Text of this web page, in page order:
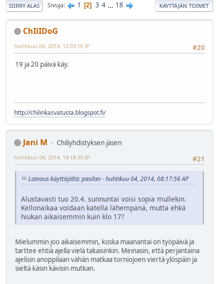
SIIRRY ALAS Sivuja 1 2 3 4 ... 18 KÄYTTÄJÄN TOIMET
ChIlIDoG
#20
huhtikuu 04, 2014, 12:03:16 IP
19 ja 20 päivä käy.
http://chilinkasvatusta.blogspot.fi/
Jani M
Chiliyhdistyksen jäsen
#21
huhtikuu 04, 2014, 14:18:35 IP
Lainaus käyttäjältä: pasilan - huhtikuu 04, 2014, 08:17:56 AP
Alustavasti tuo 20.4. sunnuntai voisi sopia mullekin.
Kellonaikaa voidaan katella lähempänä, mutta ehkä
hiukan aikaisemmin kuin klo 17?
Mielummin joo aikaisemmin, koska maanantai on työpäivä ja
tarttee ehtiä ajella vielä takaisinkin. Meinasin, että perjantaina
ajelisin anoppilaan vähän matkaa torniojoen viertä ylöspäin ja
sieltä käsin kävisin mutkan.